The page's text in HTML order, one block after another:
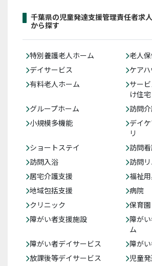
千葉県の児童発達支援管理責任者求
から探す
特別養護老人ホーム
老人
デイサービス
ケア
有料老人ホーム
サー
け住宅
グループホーム
訪問
小規模多機能
デイ
リ
ショートステイ
訪問
訪問入浴
訪問
居宅介護支援
福祉
地域包括支援
病院
クリニック
保育園
障がい者支援施設
障が
ム
障がい者デイサービス
障が
放課後等デイサービス
児童